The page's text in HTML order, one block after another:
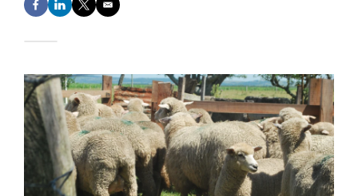
a
e
o
o
k
i
d
I
n
w
e
r
m